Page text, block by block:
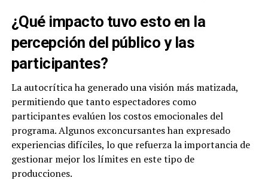
¿Qué impacto tuvo esto en la
percepción del público y las
participantes?
La autocrítica ha generado una visión más matizada,
permitiendo que tanto espectadores como
participantes evalúen los costos emocionales del
programa. Algunos exconcursantes han expresado
experiencias difíciles, lo que refuerza la importancia de
gestionar mejor los límites en este tipo de
producciones.